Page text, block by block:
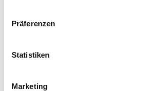
Präferenzen
Statistiken
Marketing